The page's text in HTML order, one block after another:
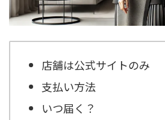
店舗は公式サイトのみ
支払い方法
いつ届く？